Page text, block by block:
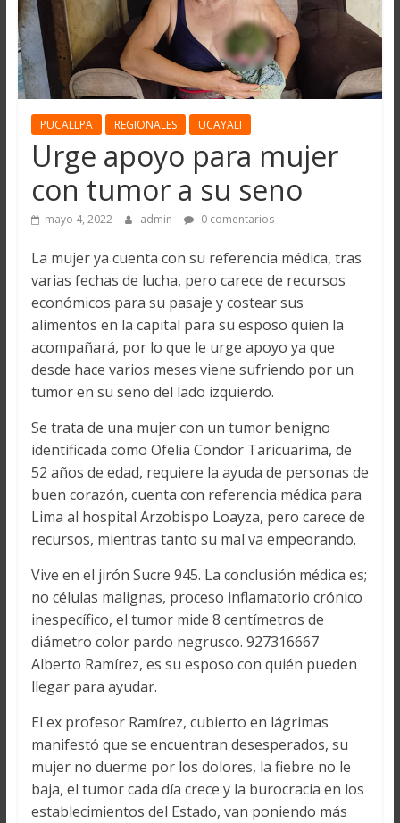
PUCALLPA REGIONALES UCAYALI
Urge apoyo para mujer
con tumor a su seno
mayo 4, 2022 admin 0 comentarios
La mujer ya cuenta con su referencia médica, tras
varias fechas de lucha, pero carece de recursos
económicos para su pasaje y costear sus
alimentos en la capital para su esposo quien la
acompañará, por lo que le urge apoyo ya que
desde hace varios meses viene sufriendo por un
tumor en su seno del lado izquierdo.
Se trata de una mujer con un tumor benigno
identificada como Ofelia Condor Taricuarima, de
52 años de edad, requiere la ayuda de personas de
buen corazón, cuenta con referencia médica para
Lima al hospital Arzobispo Loayza, pero carece de
recursos, mientras tanto su mal va empeorando.
Vive en el jirón Sucre 945. La conclusión médica es;
no células malignas, proceso inflamatorio crónico
inespecífico, el tumor mide 8 centímetros de
diámetro color pardo negrusco. 927316667
Alberto Ramírez, es su esposo con quién pueden
llegar para ayudar.
El ex profesor Ramírez, cubierto en lágrimas
manifestó que se encuentran desesperados, su
mujer no duerme por los dolores, la fiebre no le
baja, el tumor cada día crece y la burocracia en los
establecimientos del Estado, van poniendo más